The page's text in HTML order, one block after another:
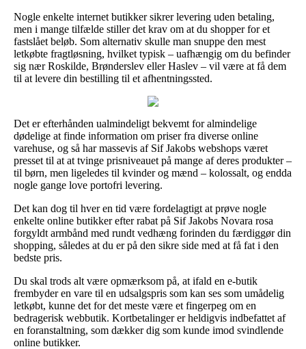
Nogle enkelte internet butikker sikrer levering uden betaling,
men i mange tilfælde stiller det krav om at du shopper for et
fastslået beløb. Som alternativ skulle man snuppe den mest
letkøbte fragtløsning, hvilket typisk – uafhængig om du befinder
sig nær Roskilde, Brønderslev eller Haslev – vil være at få dem
til at levere din bestilling til et afhentningssted.
Det er efterhånden ualmindeligt bekvemt for almindelige
dødelige at finde information om priser fra diverse online
varehuse, og så har massevis af Sif Jakobs webshops været
presset til at at tvinge prisniveauet på mange af deres produkter –
til børn, men ligeledes til kvinder og mænd – kolossalt, og endda
nogle gange love portofri levering.
Det kan dog til hver en tid være fordelagtigt at prøve nogle
enkelte online butikker efter rabat på Sif Jakobs Novara rosa
forgyldt armbånd med rundt vedhæng forinden du færdiggør din
shopping, således at du er på den sikre side med at få fat i den
bedste pris.
Du skal trods alt være opmærksom på, at ifald en e-butik
frembyder en vare til en udsalgspris som kan ses som umådelig
letkøbt, kunne det for det meste være et fingerpeg om en
bedragerisk webbutik. Kortbetalinger er heldigvis indbefattet af
en foranstaltning, som dækker dig som kunde imod svindlende
online butikker.